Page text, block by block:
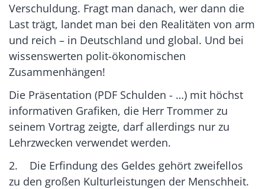
Verschuldung. Fragt man danach, wer dann die
Last trägt, landet man bei den Realitäten von arm
und reich – in Deutschland und global. Und bei
wissenswerten polit-ökonomischen
Zusammenhängen!
Die Präsentation (PDF Schulden - …) mit höchst
informativen Grafiken, die Herr Trommer zu
seinem Vortrag zeigte, darf allerdings nur zu
Lehrzwecken verwendet werden.
2. Die Erfindung des Geldes gehört zweifellos
zu den großen Kulturleistungen der Menschheit.